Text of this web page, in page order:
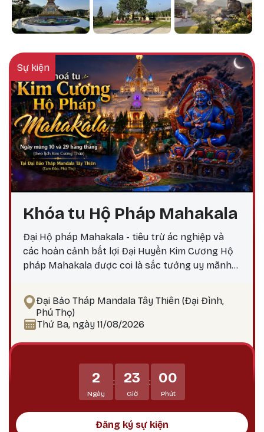
Sự kiện
Khóa tu Hộ Pháp Mahakala
Đại Hộ pháp Mahakala - tiêu trừ ác nghiệp và
các hoàn cảnh bất lợi Đại Huyền Kim Cương Hộ
pháp Mahakala được coi là sắc tướng uy mãnh
lực, trí tuệ và các công hạnh bi mẫn uy mãnh của
chư Phật. Mahakala là Hộ pháp hàng đầu, uy
mãnh và tràn đầy thần lực, tiêu trừ ác nghiệp,
thoái, tiêu trừ các thế lực gây chướng ngại đối
với Phật pháp và, dẫn dắt các hành giả và bảo vệ
họ tránh khỏi tất cả các vô minh và mê lầm.
Đại Bảo Tháp Mandala Tây Thiên (Đại Đình,
Phú Thọ)
Thứ Ba, ngày 11/08/2026
2
Ngày
: 23
Giờ
: 00
Phút
Đăng ký sự kiện